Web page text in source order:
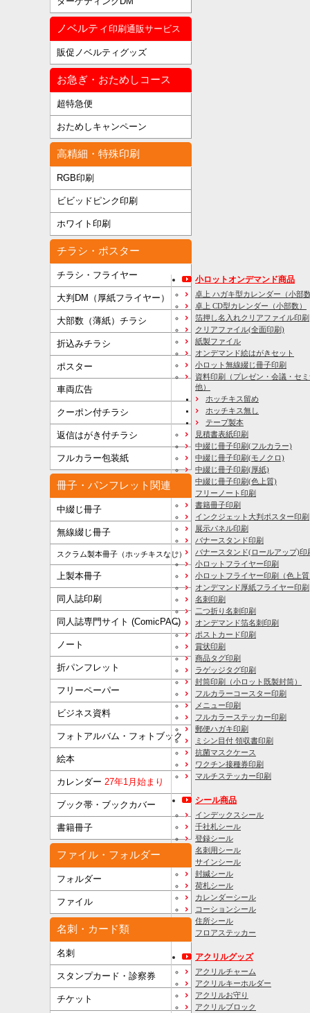
ノベルティ 印刷通販サービス
販促ノベルティグッズ
お急ぎ・おためしコース
超特急便
おためしキャンペーン
高精細・特殊印刷
RGB印刷
ビビッドピンク印刷
ホワイト印刷
チラシ・ポスター
チラシ・フライヤー
大判DM（厚紙フライヤー）
大部数（薄紙）チラシ
折込みチラシ
ポスター
車両広告
クーポン付チラシ
返信はがき付チラシ
フルカラー包装紙
冊子・パンフレット関連
中綴じ冊子
無線綴じ冊子
スクラム製本冊子（ホッチキスなし）
上製本冊子
同人誌印刷
同人誌専門サイト (ComicPAC)
ノート
折パンフレット
フリーペーパー
ビジネス資料
フォトアルバム・フォトブック
絵本
カレンダー 27年1月始まり
ブック帯・ブックカバー
書籍冊子
ファイル・フォルダー
フォルダー
ファイル
名刺・カード類
名刺
スタンプカード・診察券
チケット
小ロットオンデマンド商品
卓上 ハガキ型カレンダー（小部
卓上 CD型カレンダー（小部数）
箔押し名入れクリアファイル印刷
クリアファイル(全面印刷)
紙製ファイル
オンデマンド絵はがきセット
小ロット無線綴じ冊子印刷
資料印刷
（プレゼン・会議・セ
他）
ホッチキス留め
ホッチキス無し
テープ製本
見積書表紙印刷
中綴じ冊子印刷(フルカラー)
中綴じ冊子印刷(モノクロ)
中綴じ冊子印刷(厚紙)
中綴じ冊子印刷(色上質)
フリーノート印刷
書籍冊子印刷
インクジェット大判ポスター印刷
展示パネル印刷
バナースタンド印刷
バナースタンド(ロールアップ)印
小ロットフライヤー印刷
小ロットフライヤー印刷（色上
オンデマンド厚紙フライヤー印刷
名刺印刷
二つ折り名刺印刷
オンデマンド箔名刺印刷
ポストカード印刷
賞状印刷
商品タグ印刷
ラゲッジタグ印刷
封筒印刷
（小ロット既製封筒）
フルカラーコースター印刷
メニュー印刷
フルカラーステッカー印刷
郵便ハガキ印刷
ミシン目付 領収書印刷
抗菌マスクケース
ワクチン接種券印刷
マルチステッカー印刷
シール商品
インデックスシール
千社札シール
登録シール
名刺用シール
サインシール
封緘シール
荷札シール
カレンダーシール
コーションシール
住所シール
フロアステッカー
アクリルグッズ
アクリルチャーム
アクリルキーホルダー
アクリルお守り
アクリルブロック